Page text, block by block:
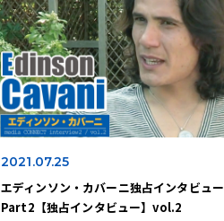
2021.07.25
エディンソン・カバーニ独占インタビュー
Part2【独占インタビュー】vol.2